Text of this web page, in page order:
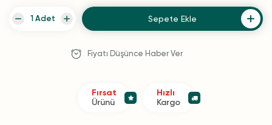
Sepete Ekle
Fiyatı Düşünce Haber Ver
Fırsat
Ürünü
Hızlı
Kargo